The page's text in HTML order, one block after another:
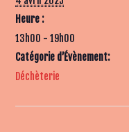
Heure :
13h00 - 19h00
Catégorie d’Évènement:
Déchèterie